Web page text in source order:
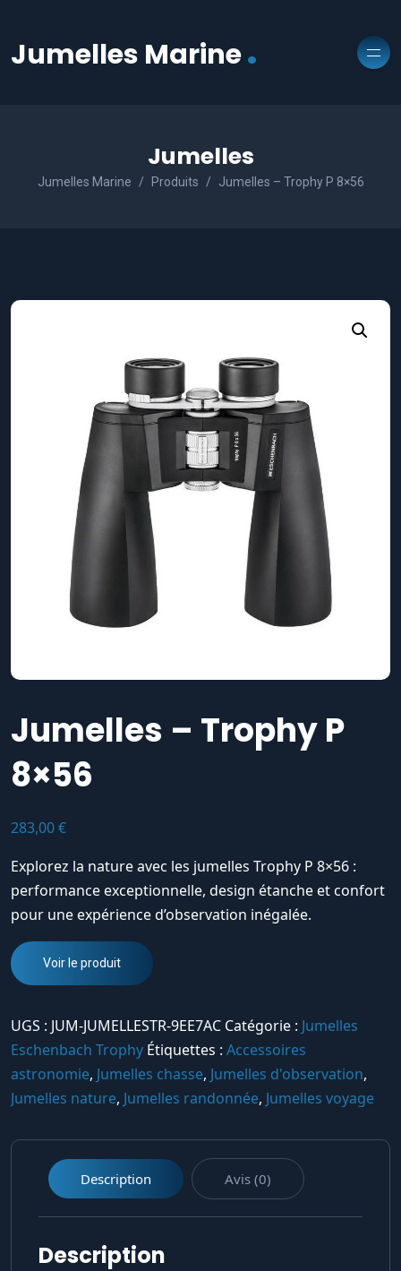
Jumelles Marine.
Jumelles
Jumelles Marine Produits Jumelles – Trophy P 8×56
Jumelles – Trophy P
8×56
283,00€
Explorez la nature avec les jumelles Trophy P 8×56 :
performance exceptionnelle, design étanche et confort
pour une expérience d’observation inégalée.
Voir le produit
UGS : JUM-JUMELLESTR-9EE7AC Catégorie : Jumelles
Eschenbach Trophy Étiquettes : Accessoires
astronomie, Jumelles chasse, Jumelles d'observation,
Jumelles nature, Jumelles randonnée, Jumelles voyage
Description Avis (0)
Description